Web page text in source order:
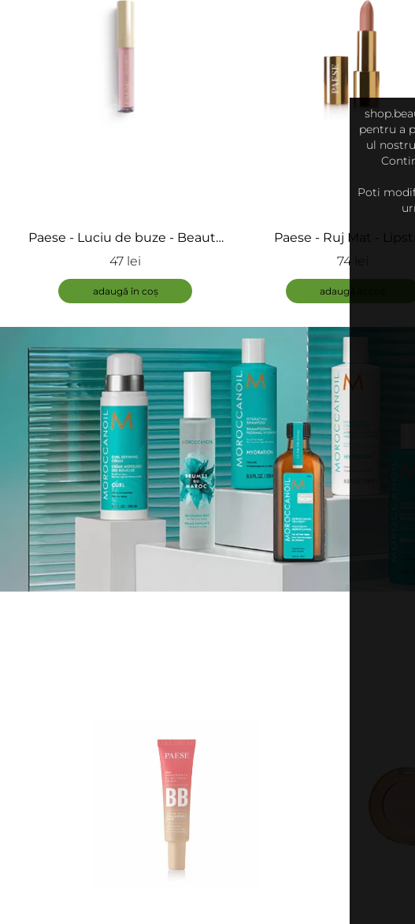
Paese - Luciu de buze - Beauty
Lipgloss
47 lei
adaugă în coș
Paese - Ruj Mat -
Mattologie
74 lei
adaugă în coș
pentru a
ul
Poti